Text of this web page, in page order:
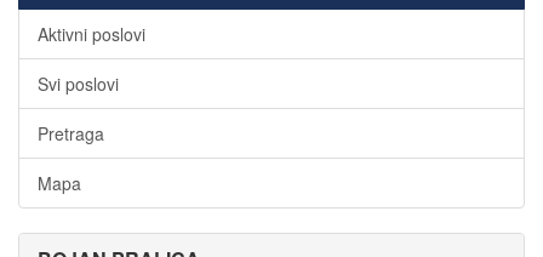
Aktivni poslovi
Svi poslovi
Pretraga
Mapa